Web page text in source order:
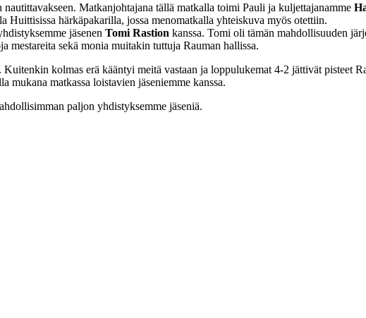
Matkanjohtajana tällä matkalla toimi Pauli ja kuljettajanamme
härkäpakarilla, jossa menomatkalla yhteiskuva myös otettiin.
jäsenen Tomi Rastion kanssa. Tomi oli tämän mahdollisuuden
mestareita sekä monia muitakin tuttuja Rauman hallissa.
kolmas erä kääntyi meitä vastaan ja loppulukemat 4-2 jättivät pisteet
matkassa loistavien jäseniemme kanssa.
paljon yhdistyksemme jäseniä.